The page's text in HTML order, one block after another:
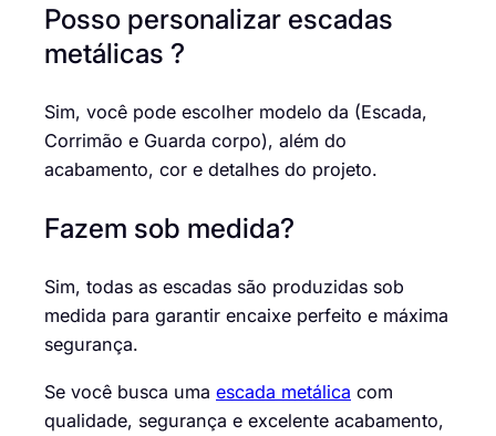
Posso personalizar escadas
metálicas ?
Sim, você pode escolher modelo da (Escada,
Corrimão e Guarda corpo), além do
acabamento, cor e detalhes do projeto.
Fazem sob medida?
Sim, todas as escadas são produzidas sob
medida para garantir encaixe perfeito e máxima
segurança.
Se você busca uma escada metálica com
qualidade, segurança e excelente acabamento,